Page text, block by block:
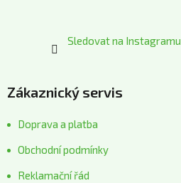
Sledovat na Instagramu
Zákaznický servis
Doprava a platba
Obchodní podmínky
Reklamační řád